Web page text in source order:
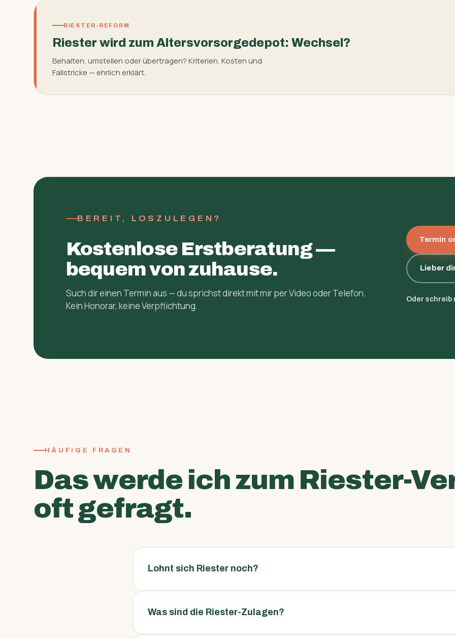
RIESTER-REFORM
Riester wird zum Altersvorsorgedepot: Wechsel?
Behalten, umstellen oder übertragen? Kriterien, Kosten und
Fallstricke — ehrlich erklärt.
BEREIT, LOSZULEGEN?
Kostenlose Erst­beratung —
bequem von zuhause.
Such dir einen Termin aus — du sprichst direkt mit mir per Video oder Telefon.
Kein Honorar, keine Verpflichtung.
Termin
Lieber
Oder schreib
HÄUFIGE FRAGEN
Das werde ich zum Riester-
oft gefragt.
Lohnt sich Riester noch?
Was sind die Riester-Zulagen?